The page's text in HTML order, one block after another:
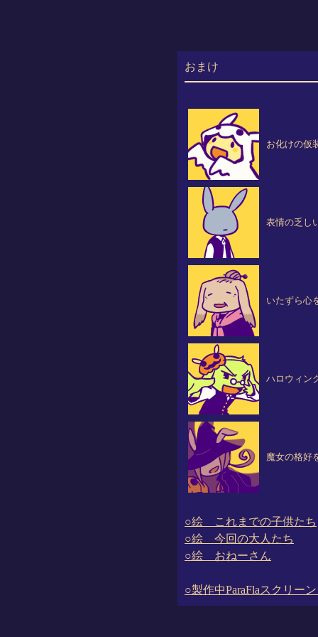
おまけ
お化けの仮
表情の乏し
いたずら心
ハロウィン
魔女の格好
○絵 これまでの子供たち
○絵 今回の大人たち
○絵 おねーさん
○製作中ParaFlaスクリー